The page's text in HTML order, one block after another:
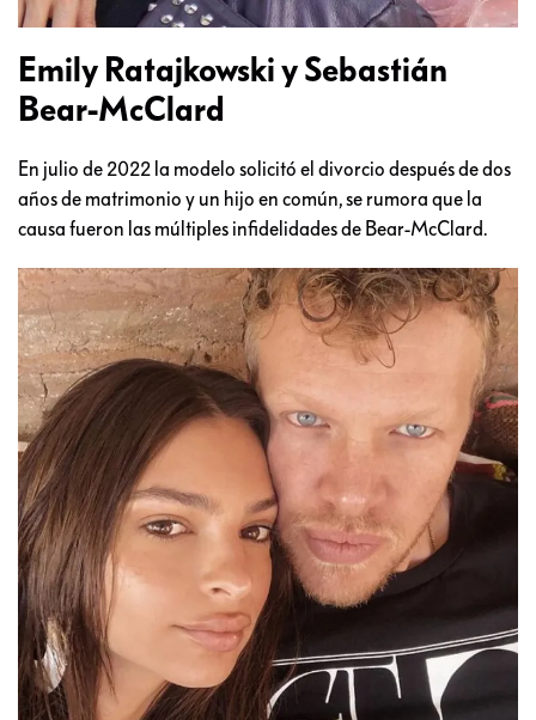
Emily Ratajkowski y Sebastián
Bear-McClard
En julio de 2022 la modelo solicitó el divorcio después de dos
años de matrimonio y un hijo en común, se rumora que la
causa fueron las múltiples infidelidades de Bear-McClard.